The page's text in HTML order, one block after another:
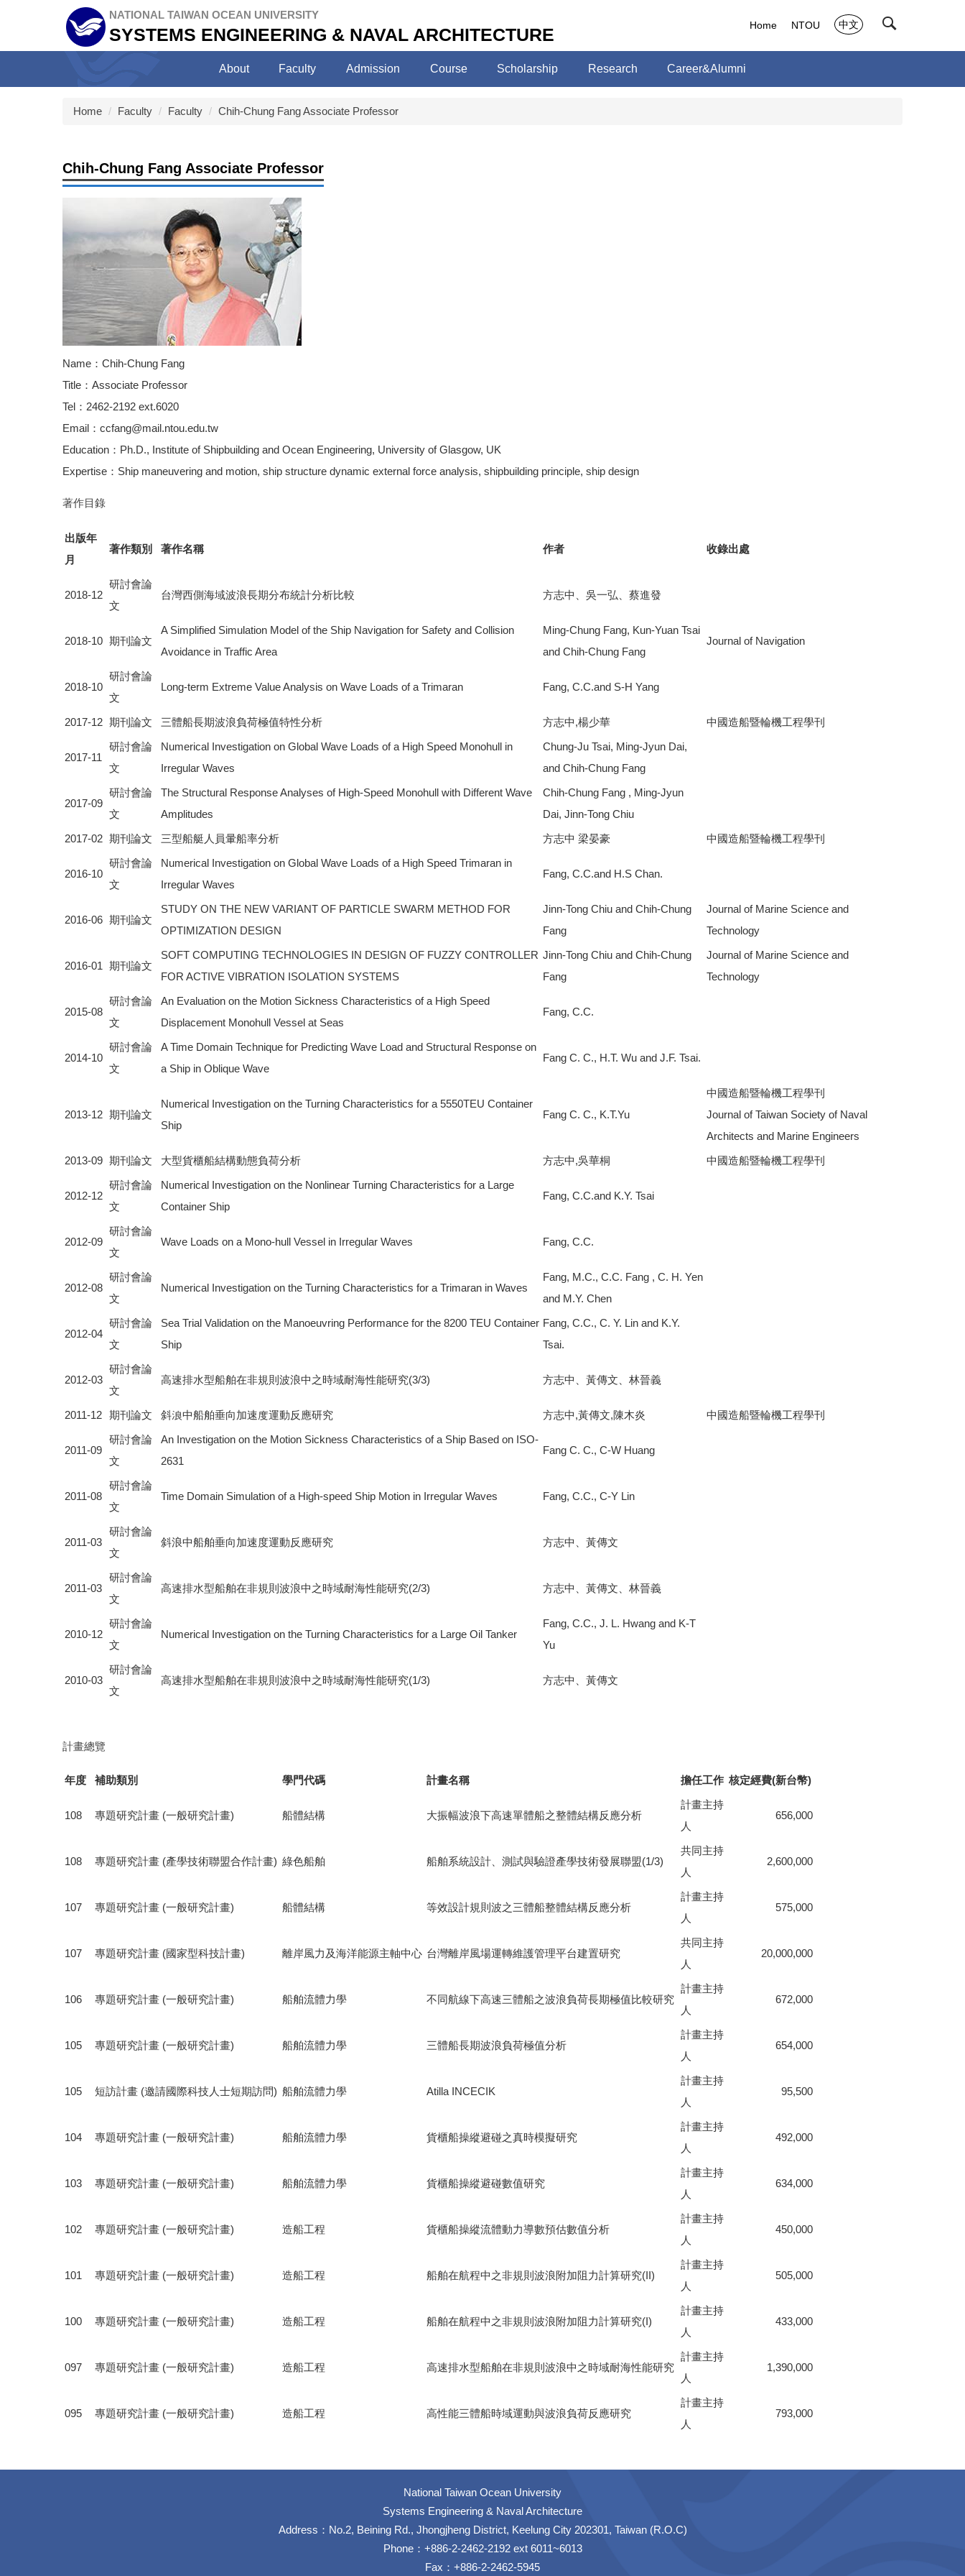
block
NATIONAL TAIWAN OCEAN UNIVERSITY
SYSTEMS ENGINEERING & NAVAL ARCHITECTURE
About Faculty Admission Course Scholarship Research Career&Alumni
Home NTOU 中文
Home Faculty Faculty Chih-Chung Fang Associate Professor
Chih-Chung Fang Associate Professor
Name：Chih-Chung Fang
Title：Associate Professor
Tel：2462-2192 ext.6020
Email：ccfang@mail.ntou.edu.tw
Education：Ph.D., Institute of Shipbuilding and Ocean Engineering, University of Glasgow, UK
Expertise：Ship maneuvering and motion, ship structure dynamic external force analysis, shipbuilding principle, ship design
著作目錄
出版年
月
著作類別 著作名稱 作者 收錄出處
2018-12
研討會論
文
台灣西側海域波浪長期分布統計分析比較 方志中、吳一弘、蔡進發
2018-10 期刊論文
A Simplified Simulation Model of the Ship Navigation for Safety and Collision
Avoidance in Traffic Area
Ming-Chung Fang, Kun-Yuan Tsai
and Chih-Chung Fang
Journal of Navigation
2018-10
研討會論
文
Long-term Extreme Value Analysis on Wave Loads of a Trimaran Fang, C.C.and S-H Yang
2017-12 期刊論文 三體船長期波浪負荷極值特性分析 方志中,楊少華 中國造船暨輪機工程學刊
2017-11
研討會論
文
Numerical Investigation on Global Wave Loads of a High Speed Monohull in
Irregular Waves
Chung-Ju Tsai, Ming-Jyun Dai,
and Chih-Chung Fang
2017-09
研討會論
文
The Structural Response Analyses of High-Speed Monohull with Different Wave
Amplitudes
Chih-Chung Fang , Ming-Jyun
Dai, Jinn-Tong Chiu
2017-02 期刊論文 三型船艇人員暈船率分析 方志中 梁晏豪 中國造船暨輪機工程學刊
2016-10
研討會論
文
Numerical Investigation on Global Wave Loads of a High Speed Trimaran in
Irregular Waves
Fang, C.C.and H.S Chan.
2016-06 期刊論文
STUDY ON THE NEW VARIANT OF PARTICLE SWARM METHOD FOR
OPTIMIZATION DESIGN
Jinn-Tong Chiu and Chih-Chung
Fang
Journal of Marine Science and
Technology
2016-01 期刊論文
SOFT COMPUTING TECHNOLOGIES IN DESIGN OF FUZZY CONTROLLER
FOR ACTIVE VIBRATION ISOLATION SYSTEMS
Jinn-Tong Chiu and Chih-Chung
Fang
Journal of Marine Science and
Technology
2015-08
研討會論
文
An Evaluation on the Motion Sickness Characteristics of a High Speed
Displacement Monohull Vessel at Seas
Fang, C.C.
2014-10
研討會論
文
A Time Domain Technique for Predicting Wave Load and Structural Response on
a Ship in Oblique Wave
Fang C. C., H.T. Wu and J.F. Tsai.
2013-12 期刊論文
Numerical Investigation on the Turning Characteristics for a 5550TEU Container
Ship
Fang C. C., K.T.Yu
中國造船暨輪機工程學刊
Journal of Taiwan Society of Naval
Architects and Marine Engineers
2013-09 期刊論文 大型貨櫃船結構動態負荷分析 方志中,吳華桐 中國造船暨輪機工程學刊
2012-12
研討會論
文
Numerical Investigation on the Nonlinear Turning Characteristics for a Large
Container Ship
Fang, C.C.and K.Y. Tsai
2012-09
研討會論
文
Wave Loads on a Mono-hull Vessel in Irregular Waves Fang, C.C.
2012-08
研討會論
文
Numerical Investigation on the Turning Characteristics for a Trimaran in Waves
Fang, M.C., C.C. Fang , C. H. Yen
and M.Y. Chen
2012-04
研討會論
文
Sea Trial Validation on the Manoeuvring Performance for the 8200 TEU Container
Ship
Fang, C.C., C. Y. Lin and K.Y.
Tsai.
2012-03
研討會論
文
高速排水型船舶在非規則波浪中之時域耐海性能研究(3/3) 方志中、黃傳文、林晉義
2011-12 期刊論文 斜浪中船舶垂向加速度運動反應研究 方志中,黃傳文,陳木炎 中國造船暨輪機工程學刊
2011-09
研討會論
文
An Investigation on the Motion Sickness Characteristics of a Ship Based on ISO-
2631
Fang C. C., C-W Huang
2011-08
研討會論
文
Time Domain Simulation of a High-speed Ship Motion in Irregular Waves Fang, C.C., C-Y Lin
2011-03
研討會論
文
斜浪中船舶垂向加速度運動反應研究 方志中、黃傳文
2011-03
研討會論
文
高速排水型船舶在非規則波浪中之時域耐海性能研究(2/3) 方志中、黃傳文、林晉義
2010-12
研討會論
文
Numerical Investigation on the Turning Characteristics for a Large Oil Tanker
Fang, C.C., J. L. Hwang and K-T
Yu
2010-03
研討會論
文
高速排水型船舶在非規則波浪中之時域耐海性能研究(1/3) 方志中、黃傳文
計畫總覽
年度 補助類別 學門代碼 計畫名稱 擔任工作 核定經費(新台幣)
108 專題研究計畫 (一般研究計畫) 船體結構 大振幅波浪下高速單體船之整體結構反應分析
計畫主持
人
656,000
108 專題研究計畫 (產學技術聯盟合作計畫) 綠色船舶 船舶系統設計、測試與驗證產學技術發展聯盟(1/3)
共同主持
人
2,600,000
107 專題研究計畫 (一般研究計畫) 船體結構 等效設計規則波之三體船整體結構反應分析
計畫主持
人
575,000
107 專題研究計畫 (國家型科技計畫) 離岸風力及海洋能源主軸中心 台灣離岸風場運轉維護管理平台建置研究
共同主持
人
20,000,000
106 專題研究計畫 (一般研究計畫) 船舶流體力學 不同航線下高速三體船之波浪負荷長期極值比較研究
計畫主持
人
672,000
105 專題研究計畫 (一般研究計畫) 船舶流體力學 三體船長期波浪負荷極值分析
計畫主持
人
654,000
105 短訪計畫 (邀請國際科技人士短期訪問) 船舶流體力學 Atilla INCECIK
計畫主持
人
95,500
104 專題研究計畫 (一般研究計畫) 船舶流體力學 貨櫃船操縱避碰之真時模擬研究
計畫主持
人
492,000
103 專題研究計畫 (一般研究計畫) 船舶流體力學 貨櫃船操縱避碰數值研究
計畫主持
人
634,000
102 專題研究計畫 (一般研究計畫) 造船工程 貨櫃船操縱流體動力導數預估數值分析
計畫主持
人
450,000
101 專題研究計畫 (一般研究計畫) 造船工程 船舶在航程中之非規則波浪附加阻力計算研究(II)
計畫主持
人
505,000
100 專題研究計畫 (一般研究計畫) 造船工程 船舶在航程中之非規則波浪附加阻力計算研究(I)
計畫主持
人
433,000
097 專題研究計畫 (一般研究計畫) 造船工程 高速排水型船舶在非規則波浪中之時域耐海性能研究
計畫主持
人
1,390,000
095 專題研究計畫 (一般研究計畫) 造船工程 高性能三體船時域運動與波浪負荷反應研究
計畫主持
人
793,000
National Taiwan Ocean University
Systems Engineering & Naval Architecture
Address：No.2, Beining Rd., Jhongjheng District, Keelung City 202301, Taiwan (R.O.C)
Phone：+886-2-2462-2192 ext 6011~6013
Fax：+886-2-2462-5945